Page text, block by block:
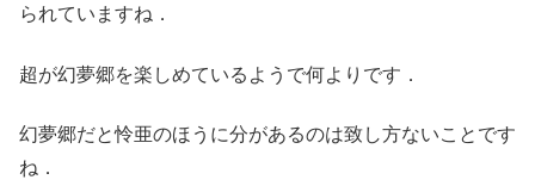
られていますね．
超が幻夢郷を楽しめているようで何よりです．
幻夢郷だと怜亜のほうに分があるのは致し方ないことです
ね．